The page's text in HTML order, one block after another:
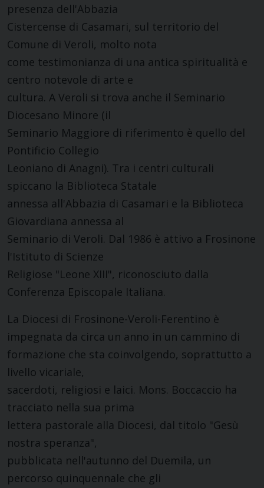
presenza dell'Abbazia
Cistercense di Casamari, sul territorio del
Comune di Veroli, molto nota
come testimonianza di una antica spiritualità e
centro notevole di arte e
cultura. A Veroli si trova anche il Seminario
Diocesano Minore (il
Seminario Maggiore di riferimento è quello del
Pontificio Collegio
Leoniano di Anagni). Tra i centri culturali
spiccano la Biblioteca Statale
annessa all'Abbazia di Casamari e la Biblioteca
Giovardiana annessa al
Seminario di Veroli. Dal 1986 è attivo a Frosinone
l'Istituto di Scienze
Religiose "Leone XIII", riconosciuto dalla
Conferenza Episcopale Italiana.
La Diocesi di Frosinone-Veroli-Ferentino è
impegnata da circa un anno in un cammino di
formazione che sta coinvolgendo, soprattutto a
livello vicariale,
sacerdoti, religiosi e laici. Mons. Boccaccio ha
tracciato nella sua prima
lettera pastorale alla Diocesi, dal titolo "Gesù
nostra speranza",
pubblicata nell'autunno del Duemila, un
percorso quinquennale che gli